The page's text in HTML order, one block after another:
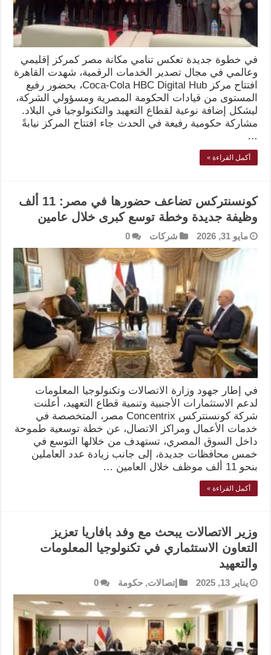
في خطوة جديدة تعكس تنامي مكانة مصر كمركز إقليمي
وعالمي في مجال تصدير الخدمات الرقمية، شهدت القاهرة
افتتاح مركز Coca-Cola HBC Digital Hub، بحضور رفيع
المستوى من قيادات الحكومة المصرية ومسؤولي الشركة،
ليشكل إضافة نوعية لقطاع التعهيد والتكنولوجيا في البلاد.
مشاركة حكومية رفيعة في الحدث جاء افتتاح المركز نيابةً
…
أكمل القراءة »
كونسنتركس تضاعف حضورها في مصر: 11 ألف
وظيفة جديدة وخطة توسع كبرى خلال عامين
مايو 31, 2026 شركات 0
في إطار جهود وزارة الاتصالات وتكنولوجيا المعلومات
لدعم الاستثمارات الأجنبية وتنمية قطاع التعهيد، أعلنت
شركة كونسنتركس Concentrix مصر، المتخصصة في
خدمات الأعمال ومراكز الاتصال، عن خطة توسعية طموحة
داخل السوق المصري، تستهدف من خلالها التوسع في
خمس محافظات جديدة، إلى جانب زيادة عدد العاملين
بنحو 11 ألف موظف خلال العامين …
أكمل القراءة »
وزير الاتصالات يبحث مع وفد بافاريا تعزيز
التعاون الاستثماري في تكنولوجيا المعلومات
والتعهيد
يناير 13, 2025 إتصالات,حكومة 0